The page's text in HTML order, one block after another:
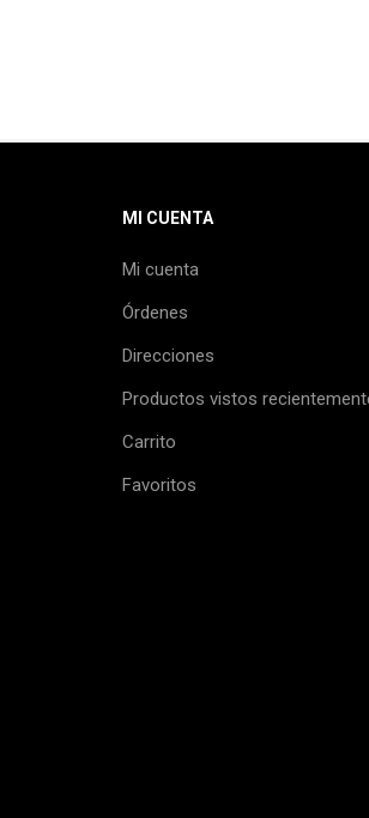
MI CUENTA
Mi cuenta
Órdenes
Direcciones
Productos vistos
Carrito
Favoritos